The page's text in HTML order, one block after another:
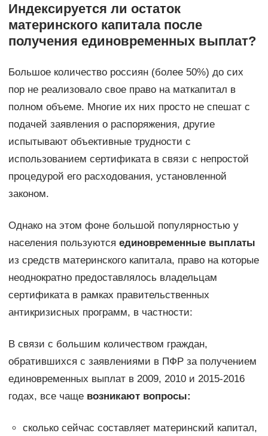
Индексируется ли остаток
материнского капитала после
получения единовременных выплат?
Большое количество россиян (более 50%) до сих
пор не реализовало свое право на маткапитал в
полном объеме. Многие их них просто не спешат с
подачей заявления о распоряжения, другие
испытывают объективные трудности с
использованием сертификата в связи с непростой
процедурой его расходования, установленной
законом.
Однако на этом фоне большой популярностью у
населения пользуются единовременные выплаты
из средств материнского капитала, право на которые
неоднократно предоставлялось владельцам
сертификата в рамках правительственных
антикризисных программ, в частности:
В связи с большим количеством граждан,
обратившихся с заявлениями в ПФР за получением
единовременных выплат в 2009, 2010 и 2015-2016
годах, все чаще возникают вопросы:
сколько сейчас составляет материнский капитал,